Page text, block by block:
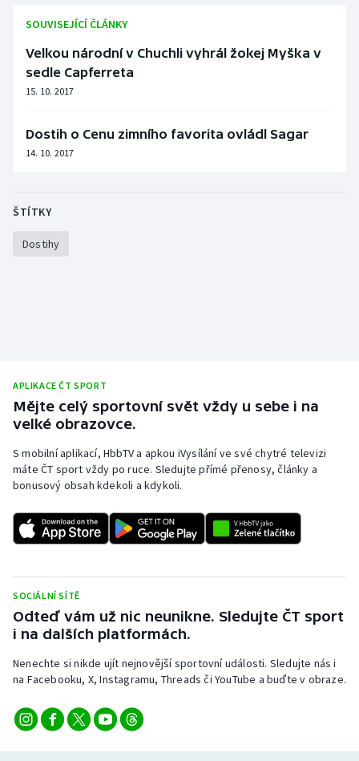
Motorsport
Olympijské hry
Plavání
Ragby
Stolní tenis
Triatlon
Veslování
Vodní slalom
Ostatní
SOUVISEJÍCÍ ČLÁNKY
Velkou národní v Chuchli vyhrál žokej Myška v
sedle Capferreta
15. 10. 2017
Dostih o Cenu zimního favorita ovládl Sagar
14. 10. 2017
ŠTÍTKY
Dostihy
APLIKACE ČT SPORT
Mějte celý sportovní svět vždy u sebe i na
velké obrazovce.
S mobilní aplikací, HbbTV a apkou iVysílání ve své chytré televizi
máte ČT sport vždy po ruce. Sledujte přímé přenosy, články a
bonusový obsah kdekoli a kdykoli.
SOCIÁLNÍ SÍTĚ
Odteď vám už nic neunikne. Sledujte ČT sport
i na dalších platformách.
Nenechte si nikde ujít nejnovější sportovní události. Sledujte nás i
na Facebooku, X, Instagramu, Threads či YouTube a buďte v obraze.